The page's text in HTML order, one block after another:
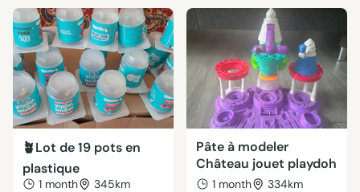
🪴Lot de 19 pots en
plastique
1 month 345km
Pâte à modeler
Château jouet playdoh
1 month 334km